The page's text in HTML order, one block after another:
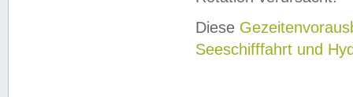
Diese
Seeschifffahrt und